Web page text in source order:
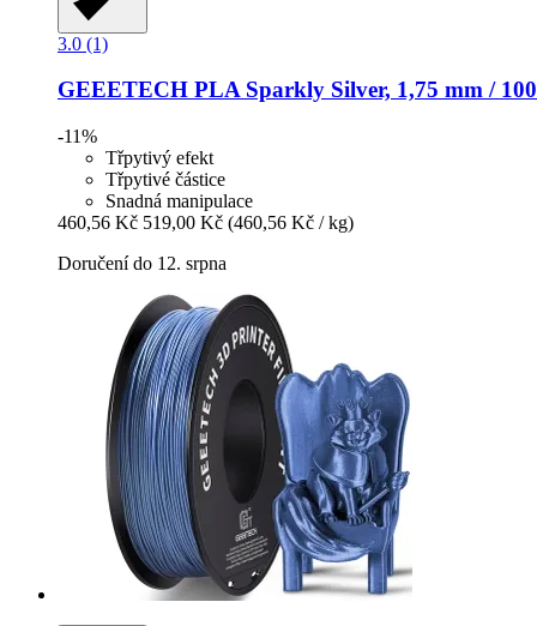
3.0 (1)
GEEETECH PLA Sparkly Silver, 1,75 mm /
-11%
Třpytivý efekt
Třpytivé částice
Snadná manipulace
460,56 Kč 519,00 Kč (460,56 Kč / kg)
Doručení do 12. srpna